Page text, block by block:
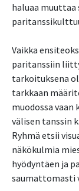
haluaa muuttaa
Vaikka
paritanssiin
tarkoituksena
tarkkaan
muodossa
välisen tanssin
Ryhmä etsii
näkökulmia
hyödyntäen ja
saumattomasti